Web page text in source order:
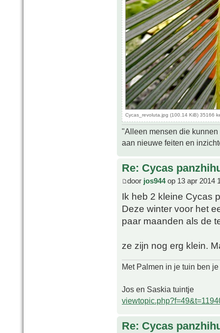
Cycas_revoluta.jpg (100.14 KiB) 35166
"Alleen mensen die
aan nieuwe feiten en
Re: Cycas
door jos944op 13 apr 2014
Ik heb 2 kleine Cycas
Deze winter voor het
paar maanden als de
ze zijn nog erg klein.
Met Palmen in je tuin ben
Jos en Saskia tuintje
Re: Cycas